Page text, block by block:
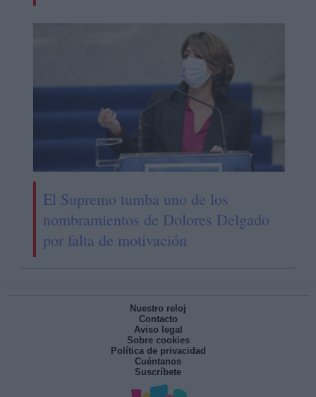
El Supremo tumba uno de los
nombramientos de Dolores Delgado
por falta de motivación
Nuestro reloj
Contacto
Aviso legal
Sobre cookies
Política de privacidad
Cuéntanos
Suscríbete